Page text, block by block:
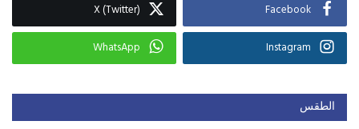
Facebook
X (Twitter)
Instagram
WhatsApp
الطقس